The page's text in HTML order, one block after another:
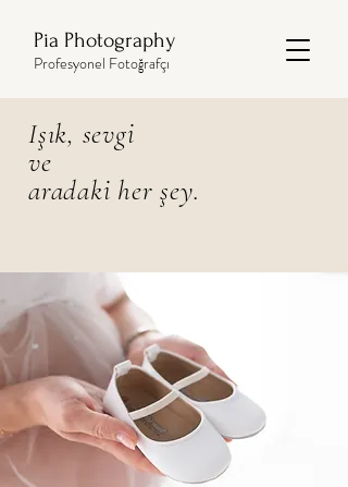
Pia Photography
Profesyonel Fotoğrafçı
Işık, sevgi
ve
aradaki her şey.